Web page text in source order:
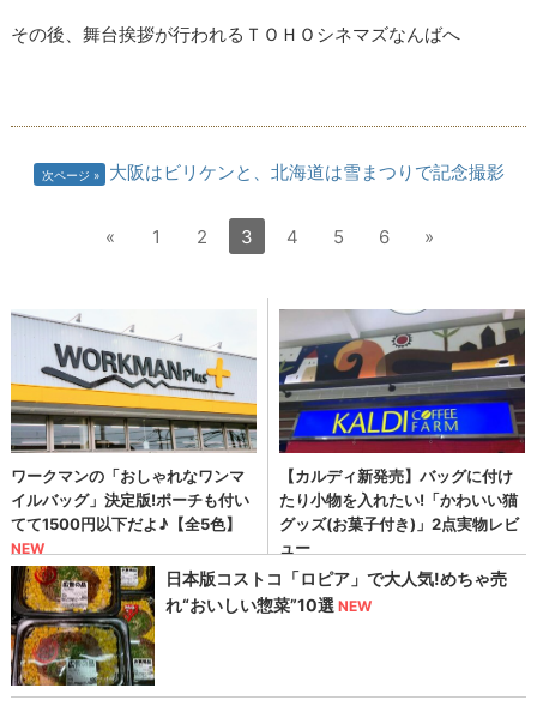
その後、舞台挨拶が行われるＴＯＨＯシネマズなんばへ
次ページ 大阪はビリケンと、北海道は雪まつりで記念撮影
« 1 2 3 4 5 6 »